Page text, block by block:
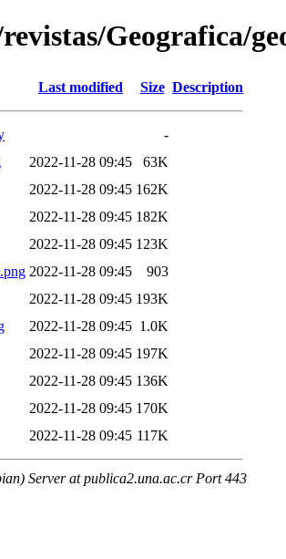
Geografica/
Last modified Size Description
-
2022-11-28 09:45
63K
2022-11-28 09:45 162K
2022-11-28 09:45 182K
2022-11-28 09:45 123K
2022-11-28 09:45
903
2022-11-28 09:45 193K
2022-11-28 09:45 1.0K
2022-11-28 09:45 197K
2022-11-28 09:45 136K
2022-11-28 09:45 170K
2022-11-28 09:45 117K
Server at publica2.una.ac.cr Port 443